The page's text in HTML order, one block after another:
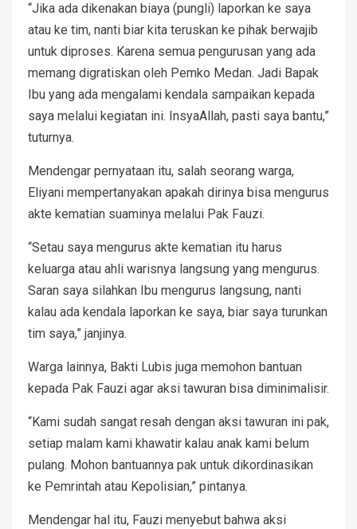
“Jika ada dikenakan biaya (pungli) laporkan ke saya
atau ke tim, nanti biar kita teruskan ke pihak berwajib
untuk diproses. Karena semua pengurusan yang ada
memang digratiskan oleh Pemko Medan. Jadi Bapak
Ibu yang ada mengalami kendala sampaikan kepada
saya melalui kegiatan ini. InsyaAllah, pasti saya bantu,”
tuturnya.
Mendengar pernyataan itu, salah seorang warga,
Eliyani mempertanyakan apakah dirinya bisa mengurus
akte kematian suaminya melalui Pak Fauzi.
“Setau saya mengurus akte kematian itu harus
keluarga atau ahli warisnya langsung yang mengurus.
Saran saya silahkan Ibu mengurus langsung, nanti
kalau ada kendala laporkan ke saya, biar saya turunkan
tim saya,” janjinya.
Warga lainnya, Bakti Lubis juga memohon bantuan
kepada Pak Fauzi agar aksi tawuran bisa diminimalisir.
“Kami sudah sangat resah dengan aksi tawuran ini pak,
setiap malam kami khawatir kalau anak kami belum
pulang. Mohon bantuannya pak untuk dikordinasikan
ke Pemrintah atau Kepolisian,” pintanya.
Mendengar hal itu, Fauzi menyebut bahwa aksi